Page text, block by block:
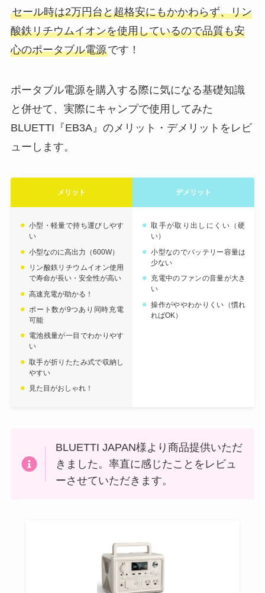
セール時は2万円台と超格安にもかかわらず、リン
酸鉄リチウムイオンを使用しているので品質も安
心のポータブル電源です！
ポータブル電源を購入する際に気になる基礎知識
と併せて、実際にキャンプで使用してみた
BLUETTI『EB3A』のメリット・デメリットをレビ
ューします。
メリット デメリット
小型・軽量で持ち運びしやす
い
小型なのに高出力（600W）
リン酸鉄リチウムイオン使用
で寿命が長い・安全性が高い
高速充電が助かる！
ポート数が9つあり同時充電
可能
電池残量が一目でわかりやす
い
取手が折りたたみ式で収納し
やすい
見た目がおしゃれ！
取手が取り出しにくい（硬
い）
小型なのでバッテリー容量は
少ない
充電中のファンの音量が大き
い
操作がややわかりくい（慣れ
ればOK）
BLUETTI JAPAN様より商品提供いただ
きました。率直に感じたことをレビュ
ーさせていただきます。